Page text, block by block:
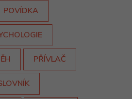
POVÍDKA
PŘÍVLAČ